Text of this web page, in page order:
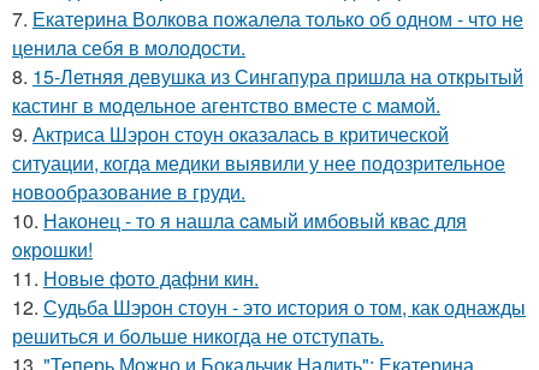
7. Екатерина Волкова пожалела только об одном - что не
ценила себя в молодости.
8. 15-Летняя девушка из Сингапура пришла на открытый
кастинг в модельное агентство вместе с мамой.
9. Актриса Шэрон стоун оказалась в критической
ситуации, когда медики выявили у нее подозрительное
новообразование в груди.
10. Наконец - то я нашла cамый имбовый кваc для
oкрошки!
11. Новые фото дафни кин.
12. Судьба Шэрон стоун - это история о том, как однажды
решиться и больше никогда не отступать.